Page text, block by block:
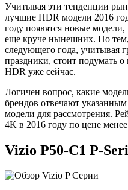
Учитывая эти тенденции
лучшие HDR модели 2016
году появятся новые
еще круче нынешних. Но тем,
следующего года, учитывая
праздники, стоит подумать о
HDR уже сейчас.
Логичен вопрос, какие
брендов отвечают
модели для рассмотрения.
4K в 2016 году по цене
Vizio P50-C1 P-